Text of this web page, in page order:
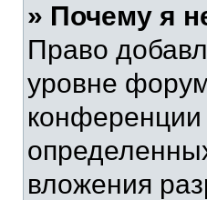
» Почему я
Право
уровне
вложения